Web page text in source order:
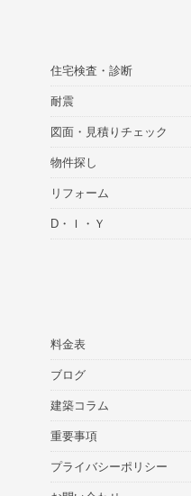
住宅検査・診断
耐震
図面・見積りチェック
物件探し
リフォーム
D・Ｉ・Ｙ
料金表
ブログ
建築コラム
重要事項
プライバシーポリシー